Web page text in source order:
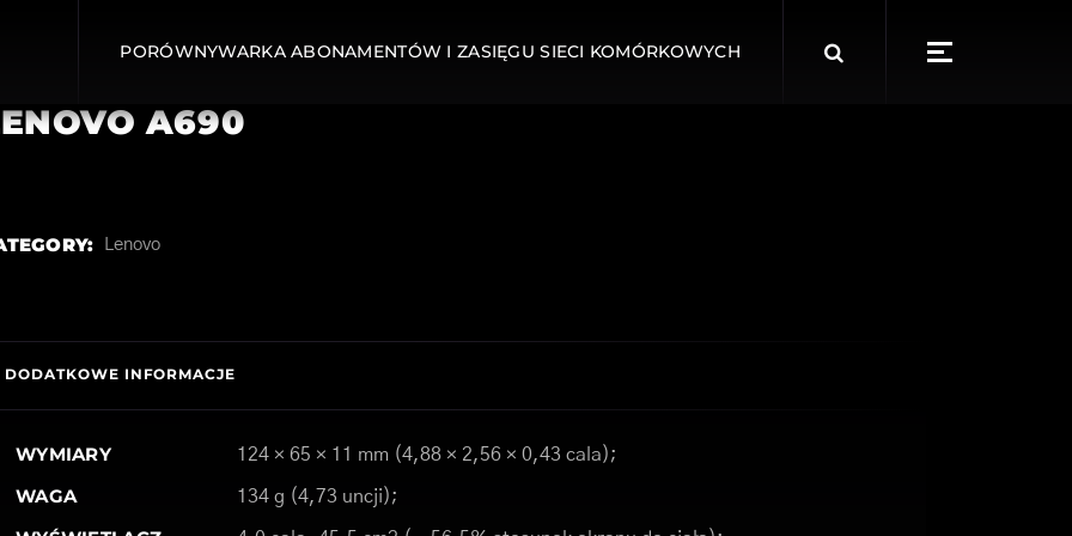
PORÓWNYWARKA ABONAMENTÓW I ZASIĘGU SIECI KOMÓRKOWYCH
for:
A690
Lenovo
DODATKOWE INFORMACJE
WYMIARY 124 × 65 × 11 mm (4,88 × 2,56 × 0,43 cala);
WAGA 134 g (4,73 uncji);